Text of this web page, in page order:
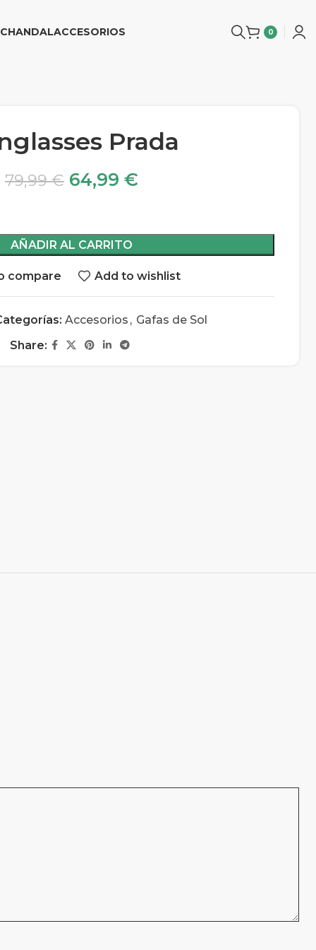
CHANDALACCESORIOS 0
Prada
79,99€ 64,99 €
AÑADIR AL CARRITO
compare Add to wishlist
Accesorios , Gafas de Sol
Share: